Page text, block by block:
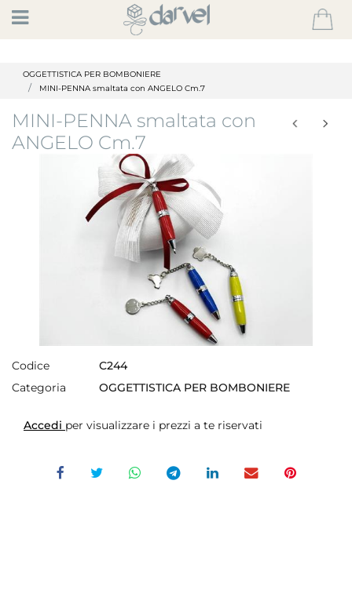
Open
OGGETTISTICA PER BOMBONIERE
MINI-PENNA smaltata con ANGELO Cm.7
MINI-PENNA smaltata con
ANGELO Cm.7
Codice
C244
Categoria
OGGETTISTICA PER BOMBONIERE
Accedi per visualizzare i prezzi a te riservati